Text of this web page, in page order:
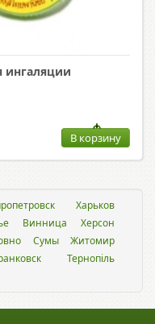
ингаляции
В корзину
Харьков
Винница
Херсон
Сумы
Житомир
Тернопіль